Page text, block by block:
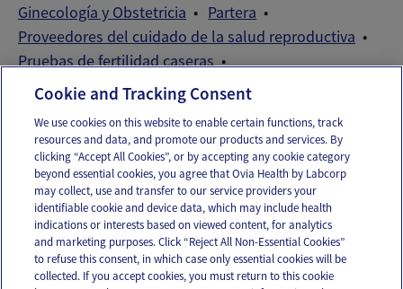
Ginecología y Obstetricia
Partera
Proveedores del cuidado de la salud reproductiva
Pruebas de fertilidad caseras
Trastornos de la fertilidad
Email Text
OUR APPS
Cookie and Tracking Consent
We use cookies on this website to enable certain functions, track
resources and data, and promote our products and services. By
clicking “Accept All Cookies”, or by accepting any cookie category
beyond essential cookies, you agree that Ovia Health by Labcorp
may collect, use and transfer to our service providers your
identifiable cookie and device data, which may include health
indications or interests based on viewed content, for analytics
and marketing purposes. Click “Reject All Non-Essential Cookies”
to refuse this consent, in which case only essential cookies will be
collected. If you accept cookies, you must return to this cookie